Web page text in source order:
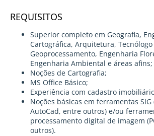
REQUISITOS
Superior completo em Geografia,
Cartográfica, Arquitetura, Tecnólogo
Geoprocessamento, Engenharia
Engenharia Ambiental e áreas afins;
Noções de Cartografia;
MS Office Básico;
Experiência com cadastro
Noções básicas em ferramentas SIG
AutoCad, entre outros) e/ou
processamento digital de imagem
outros).